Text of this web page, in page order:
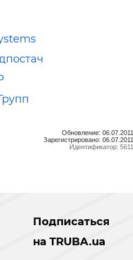
Обновление: 06.07.2011
Зарегистрировано: 06.07.2011
Идентификатор: 5611
Подписаться
на TRUBA.ua